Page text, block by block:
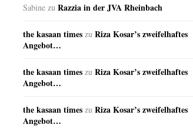
Sabine zu Razzia in der JVA Rheinbach
the kasaan times zu Riza Kosar’s zweifelhaftes
Angebot…
the kasaan times zu Riza Kosar’s zweifelhaftes
Angebot…
the kasaan times zu Riza Kosar’s zweifelhaftes
Angebot…